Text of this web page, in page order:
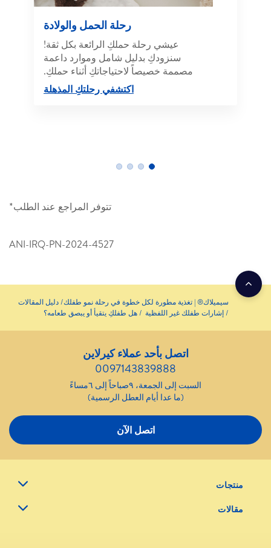
رحلة الحمل والولادة
عيشي رحلة حملكِ الرائعة بكل ثقة!
سنزودكِ بدليل شامل وموارد داعمة
مصممة خصيصاً لاحتياجاتكِ أثناء حملكِ.
اكتشفي رحلتكِ المذهلة
تتوفر المراجع عند الطلب*
ANI-IRQ-PN-2024-4527
سيميلاك® | تغذية مطورة لكل خطوة في رحلة نمو طفلك دليل المقالات
إشارات طفلك غير اللفظية
هل طفلكِ يتقيأ أو يبصق طعامه؟
اتصل بأحد عملاء كيرلاين
0097143839888
السبت إلى الجمعة، ٩صباحاً إلى ٦مساءً
(ما عدا أيام العطل الرسمية)
اتصل الآن
منتجات
مقالات